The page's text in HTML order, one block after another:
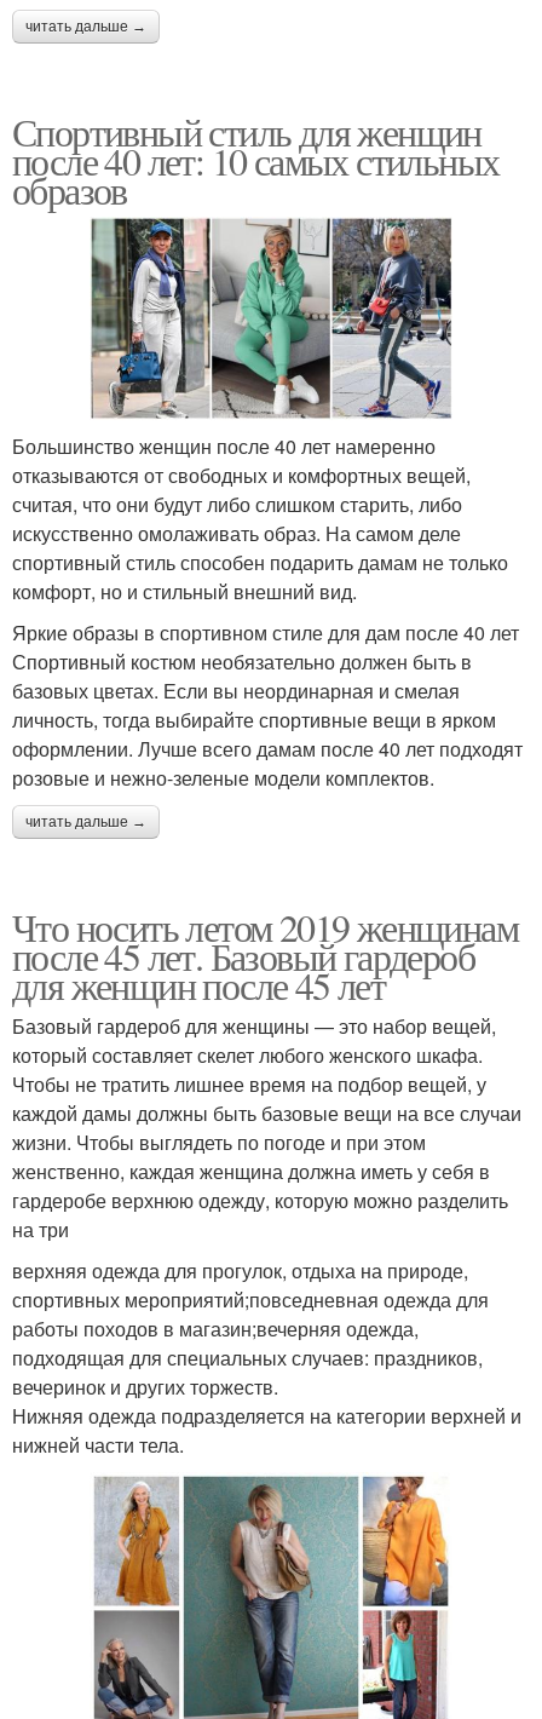
читать дальше →
Спортивный стиль для женщин
после 40 лет: 10 самых стильных
образов
Большинство женщин после 40 лет намеренно
отказываются от свободных и комфортных вещей,
считая, что они будут либо слишком старить, либо
искусственно омолаживать образ. На самом деле
спортивный стиль способен подарить дамам не только
комфорт, но и стильный внешний вид.
Яркие образы в спортивном стиле для дам после 40 лет
Спортивный костюм необязательно должен быть в
базовых цветах. Если вы неординарная и смелая
личность, тогда выбирайте спортивные вещи в ярком
оформлении. Лучше всего дамам после 40 лет подходят
розовые и нежно-зеленые модели комплектов.
читать дальше →
Что носить летом 2019 женщинам
после 45 лет. Базовый гардероб
для женщин после 45 лет
Базовый гардероб для женщины — это набор вещей,
который составляет скелет любого женского шкафа.
Чтобы не тратить лишнее время на подбор вещей, у
каждой дамы должны быть базовые вещи на все случаи
жизни. Чтобы выглядеть по погоде и при этом
женственно, каждая женщина должна иметь у себя в
гардеробе верхнюю одежду, которую можно разделить
на три
верхняя одежда для прогулок, отдыха на природе,
спортивных мероприятий;повседневная одежда для
работы походов в магазин;вечерняя одежда,
подходящая для специальных случаев: праздников,
вечеринок и других торжеств.
Нижняя одежда подразделяется на категории верхней и
нижней части тела.